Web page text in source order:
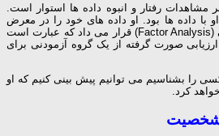
مشاهدات رفتار و انبوه داده ها استوار است.
داده ها بود. او داده های خود را در معرض
(Factor Analysis) قرار می داد که عبارت است
صورت گرفته از یک گروه آزمودنی برای
بشناسیم می توانیم پیش بینی کنیم که او
کرد.
شخصیت